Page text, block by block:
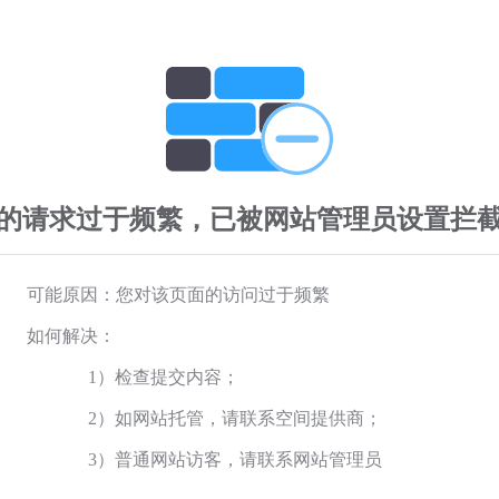
请求过于频繁，已被网站管理员设置拦
可能原因：您对该页面的访问过于频繁
如何解决：
1）检查提交内容；
2）如网站托管，请联系空间提供商；
3）普通网站访客，请联系网站管理员